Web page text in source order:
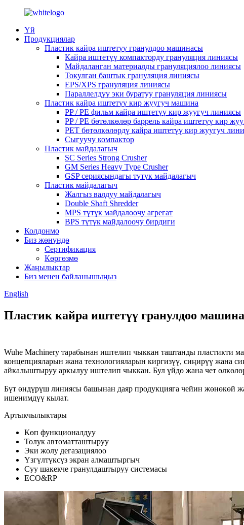
Үй
Продукциялар
Пластик кайра иштетүү гранулдоо машинасы
Кайра иштетүү компакторду грануляция линиясы
Майдаланган материалды грануляциялоо линиясы
Токулган баштык грануляция линиясы
EPS/XPS грануляция линиясы
Параллелдүү эки буратуу грануляция линиясы
Пластик кайра иштетүү кир жуугуч машина
PP / PE фильм кайра иштетүү кир жуугуч линиясы
PP / PE бөтөлкөлөр баррель кайра иштетүү кир
PET бөтөлкөлөрдү кайра иштетүү кир жуугуч
Сыгуучу компактор
Пластик майдалагыч
SC Series Strong Crusher
GM Series Heavy Type Crusher
GSP сериясындагы түтүк майдалагыч
Пластик майдалагыч
Жалгыз валдуу майдалагыч
Double Shaft Shredder
MPS түтүк майдалоочу агрегат
BPS түтүк майдалоочу бирдиги
Колдонмо
Биз жөнүндө
Сертификация
Көргөзмө
Жаңылыктар
Биз менен байланышыңыз
English
Пластик кайра иштетүү гранулдоо
Wuhe Machinery тарабынан иштелип чыккан таштанды пластикти
концепцияларын жана технологияларын киргизүү, сиңирүү жана
айкалыштыруу аркылуу иштелип чыккан. Бул үйдө жана чет
Бүт өндүрүш линиясы башынан даяр продукцияга чейин жөнөкөй
ишенимдүү кылат.
Артыкчылыктары
Көп функционалдуу
Толук автоматташтыруу
Эки жолу дегазациялоо
Үзгүлтүксүз экран алмаштыргыч
Суу шакекче гранулдаштыруу системасы
ECO&RP